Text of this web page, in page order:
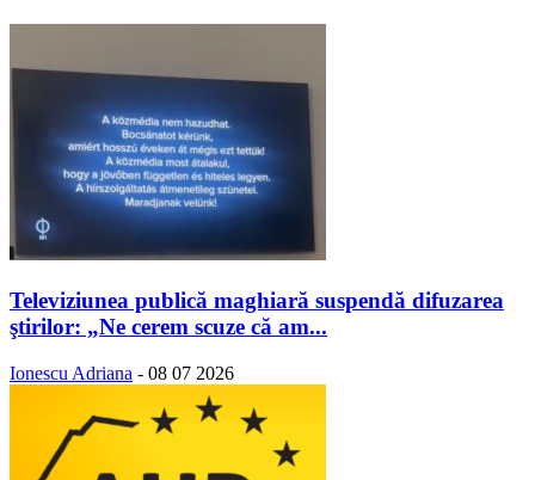
Televiziunea publică maghiară suspendă difuzarea
ştirilor: „Ne cerem scuze că am...
Ionescu Adriana - 08 07 2026